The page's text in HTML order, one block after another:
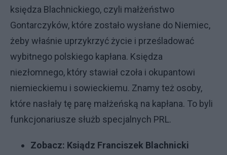
księdza Blachnickiego, czyli małżeństwo
Gontarczyków, które zostało wysłane do Niemiec,
żeby właśnie uprzykrzyć życie i prześladować
wybitnego polskiego kapłana. Księdza
niezłomnego, który stawiał czoła i okupantowi
niemieckiemu i sowieckiemu. Znamy też osoby,
które nasłały tę parę małżeńską na kapłana. To byli
funkcjonariusze służb specjalnych PRL.
Zobacz: Ksiądz Franciszek Blachnicki